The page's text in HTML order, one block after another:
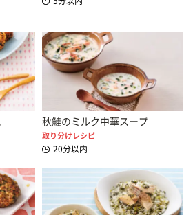
秋鮭のミルク中華スープ
取り分けレシピ
20分以内